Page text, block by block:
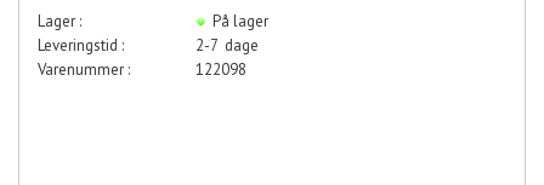
Lager :
På lager
Leveringstid :
2-7 dage
Varenummer :
122098